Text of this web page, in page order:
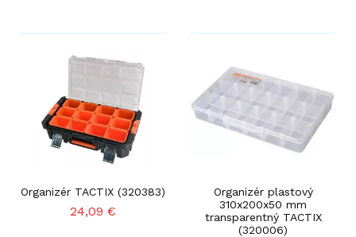
Organizér TACTIX (320383)
24,09 €
Organizér plastový
310x200x50 mm
transparentný TACTIX
(320006)